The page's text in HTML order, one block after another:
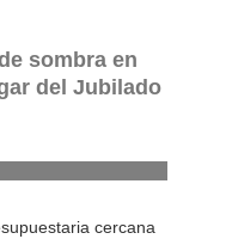
sombra en
del Jubilado
cercana